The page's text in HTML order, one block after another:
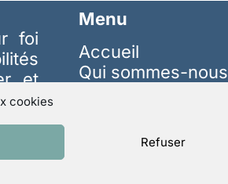
cookies
Refuser
foi
et
de
la
Menu
Accueil
Qui sommes-nous
Spiritualité